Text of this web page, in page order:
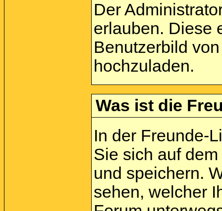
Der
erlauben. Diese
Benutzerbild
hochzuladen.
Was ist die
In der Freunde-
Sie sich auf
und speichern.
sehen, welcher